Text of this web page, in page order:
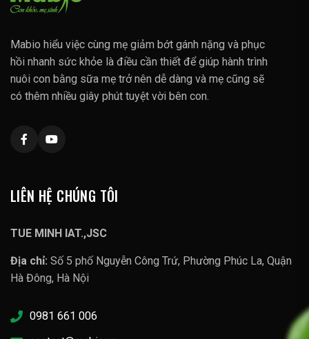
Mabio hiểu việc cùng mẹ giảm bớt gánh nặng và phục
hồi nhanh sức khỏe là điều cần thiết để giúp hành trình
nuôi con bằng sữa mẹ trở nên dễ dàng và mẹ cũng sẽ
có thêm nhiều giây phút tuyệt vời bên con.
LIÊN HỆ CHÚNG TÔI
TUE MINH IAT.,JSC
Địa chỉ: Số 5 phố Nguyễn Công Trứ, Phường Phúc La, Quận
Hà Đông, Hà Nội
0981 661 006